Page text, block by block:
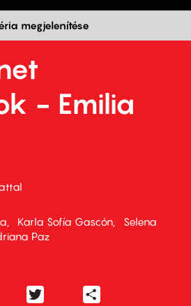
megjelenítése
- Emilia
Karla Sofía Gascón
Selena
Paz